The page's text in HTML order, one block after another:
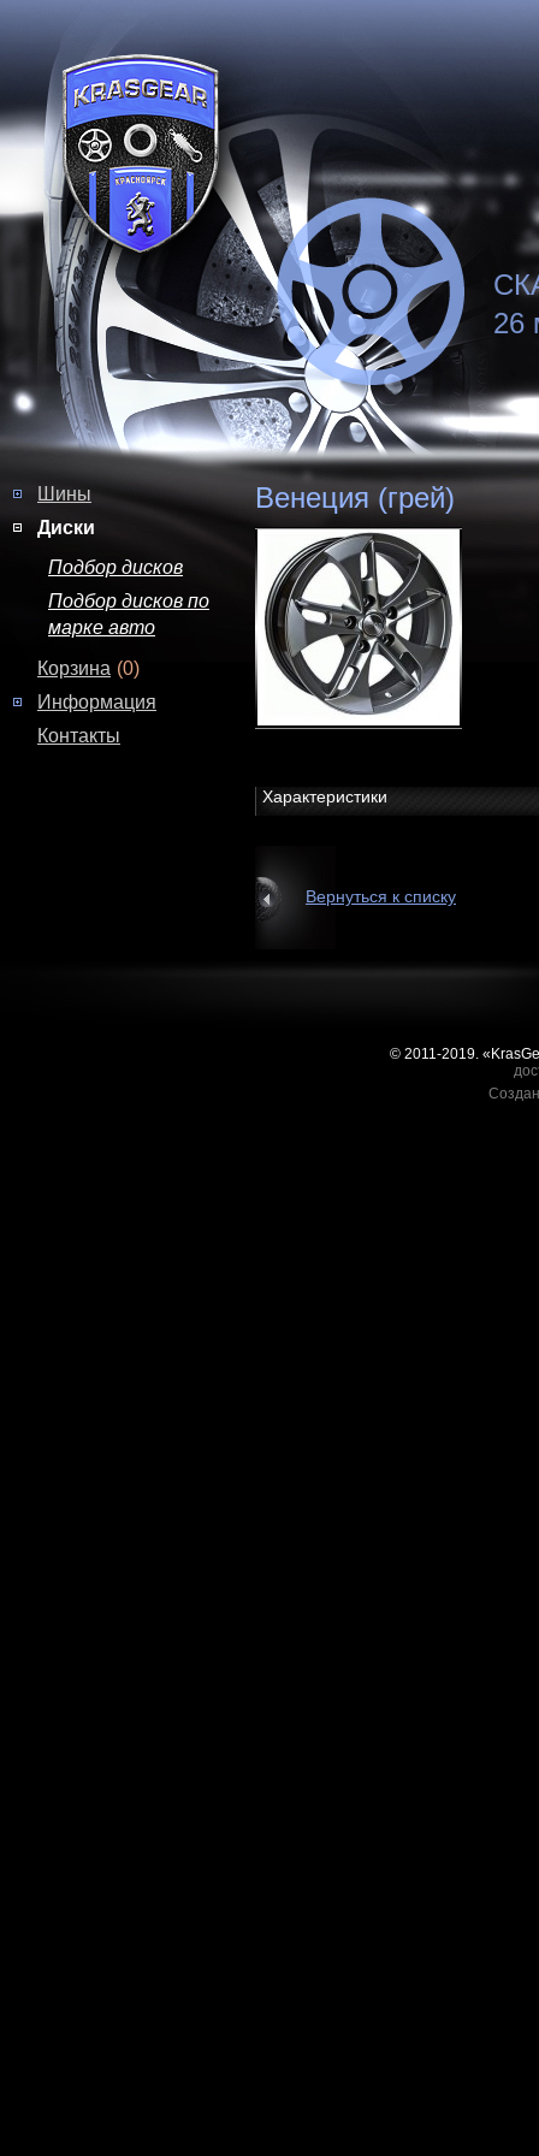
26
Шины
Диски
Подбор дисков
Подбор дисков по
марке авто
Корзина (0)
Информация
Контакты
Венеция (грей)
Характеристики
Вернуться к списку
© 2011-2019.